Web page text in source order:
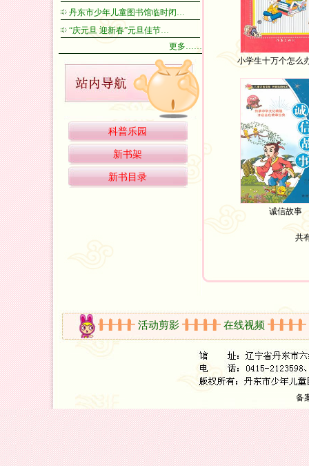
丹东市少年儿童图书馆临时闭…
“庆元旦 迎新春”元旦佳节…
更多……
科普乐园
新书架
新书目录
小学生十万个怎么
诚信故事
共
开放时间 活动剪影 在线视频 新
备